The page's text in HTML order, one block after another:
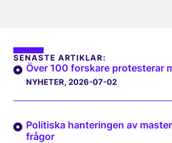
SENASTE ARTIKLAR:
Över 100 forskare protesterar
NYHETER, 2026-07-02
Politiska hanteringen av
frågor